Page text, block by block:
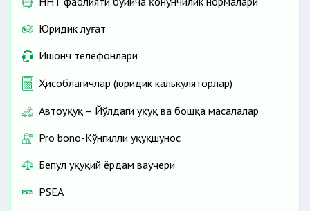
Юридик луғат
Ишонч телефонлари
Ҳисоблагичлар (юридик калькуляторлар)
Автоҳуқуқ – Йўлдаги ҳуқуқ ва бошқа масалалар
Pro bono-Кўнгилли ҳуқуқшунос
Бепул ҳуқуқий ёрдам ваучери
PSEA